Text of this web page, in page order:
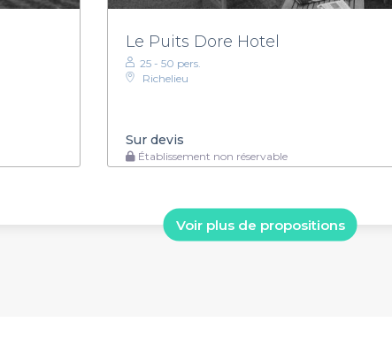
Le Puits Dore Hotel
25 - 50 pers.
Richelieu
Sur devis
Établissement non réservable
Voir plus de propositions